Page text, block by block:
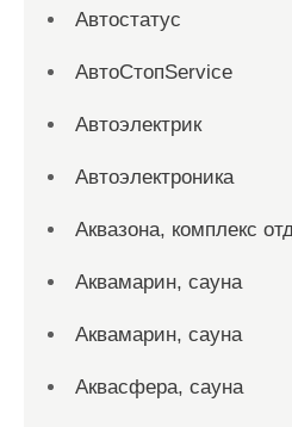
Автостатус
АвтоСтопService
Автоэлектрик
Автоэлектроника
Аквазона, комплекс
Аквамарин, сауна
Аквамарин, сауна
Аквасфера, сауна